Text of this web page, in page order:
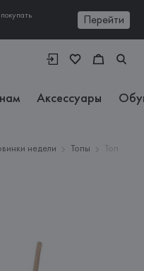
Перейти
Аксессуары
недели Топы
Топ